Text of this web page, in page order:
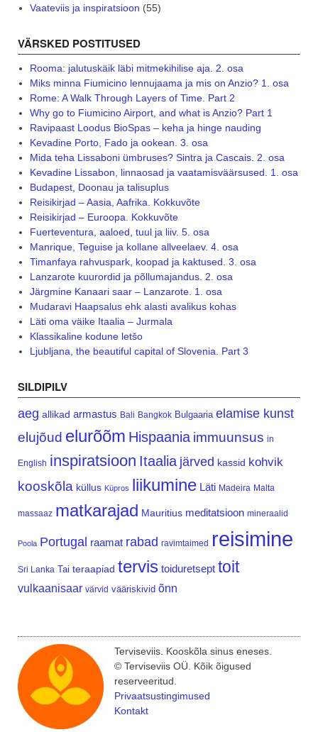
Vaateviis ja inspiratsioon (55)
VÄRSKED POSTITUSED
Rooma: jalutuskäik läbi mitmekihilise aja. 2. osa
Miks minna Fiumicino lennujaama ja mis on Anzio? 1. osa
Rome: A Walk Through Layers of Time. Part 2
Why go to Fiumicino Airport, and what is Anzio? Part 1
Ravipaast Loodus BioSpas – keha ja hinge nauding
Kevadine Porto, Fado ja ookean. 3. osa
Mida teha Lissaboni ümbruses? Sintra ja Cascais. 2. osa
Kevadine Lissabon, linnaosad ja vaatamisväärsused. 1. osa
Budapest, Doonau ja talisuplus
Reisikirjad – Aasia, Aafrika. Kokkuvõte
Reisikirjad – Euroopa. Kokkuvõte
Fuerteventura, aaloed, tuul ja liiv. 5. osa
Manrique, Teguise ja kollane allveelaev. 4. osa
Timanfaya rahvuspark, koopad ja kaktused. 3. osa
Lanzarote kuurordid ja põllumajandus. 2. osa
Järgmine Kanaari saar – Lanzarote. 1. osa
Mudaravi Haapsalus ehk alasti avalikus kohas
Läti oma väike Itaalia – Jurmala
Klassikaline kodune letšo
Ljubljana, the beautiful capital of Slovenia. Part 3
SILDIPILV
aeg allikad armastus Bali Bangkok Bulgaaria elamise kunst
elujõud elurõõm Hispaania immuunsus in
English inspiratsioon Itaalia järved kassid kohvik
kooskõla küllus Küpros liikumine Läti Madeira Malta
massaaz matkarajad Mauritius meditatsioon mineraalid
Poola Portugal raamat rabad ravimtaimed reisimine
Sri Lanka Tai teraapiad tervis toiduretsept toit
vulkaanisaar värvid vääriskivid õnn
Terviseviis. Kooskõla sinus eneses.
© Terviseviis OÜ. Kõik õigused
reserveeritud.
Privaatsustingimused
Kontakt